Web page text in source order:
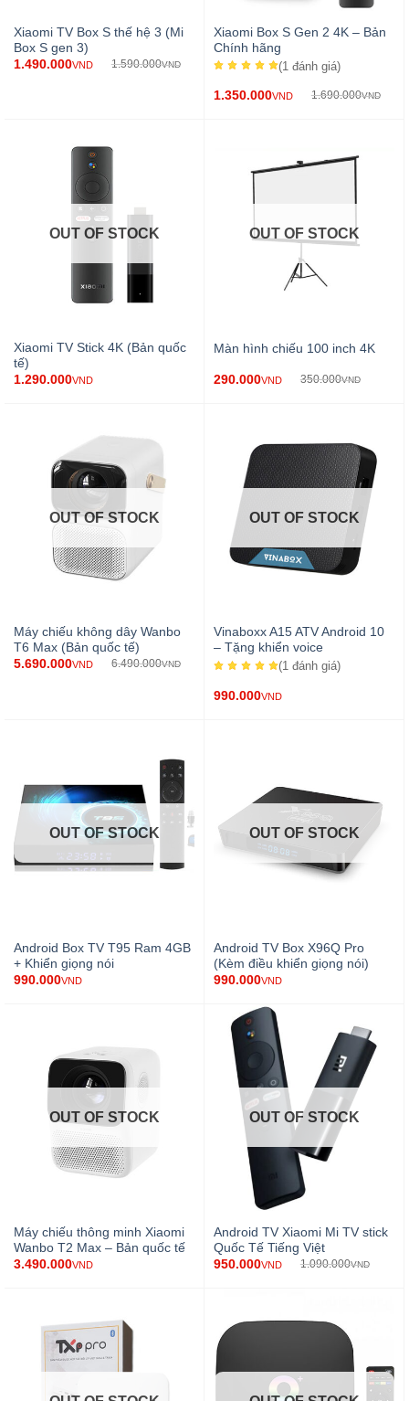
Xiaomi TV Box S thế hệ 3 (Mi
Box S gen 3)
1.490.000VND 1.590.000VND
Xiaomi Box S Gen 2 4K – Bản
Chính hãng
(1 đánh giá)
1.350.000VND 1.690.000VND
OUT OF STOCK
Xiaomi TV Stick 4K (Bản quốc
tế)
1.290.000VND
OUT OF STOCK
Màn hình chiếu 100 inch 4K
290.000VND 350.000VND
OUT OF STOCK
Máy chiếu không dây Wanbo
T6 Max (Bản quốc tế)
5.690.000VND 6.490.000VND
OUT OF STOCK
Vinaboxx A15 ATV Android 10
– Tặng khiển voice
(1 đánh giá)
990.000VND
OUT OF STOCK
Android Box TV T95 Ram 4GB
+ Khiển giọng nói
990.000VND
OUT OF STOCK
Android TV Box X96Q Pro
(Kèm điều khiển giọng nói)
990.000VND
OUT OF STOCK
Máy chiếu thông minh Xiaomi
Wanbo T2 Max – Bản quốc tế
3.490.000VND
OUT OF STOCK
Android TV Xiaomi Mi TV stick
Quốc Tế Tiếng Việt
950.000VND 1.090.000VND